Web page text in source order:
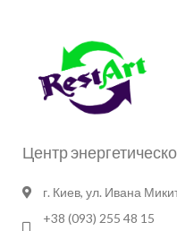
Центр
г. Киев, ул. Ивана
+38 (093) 255 48 15